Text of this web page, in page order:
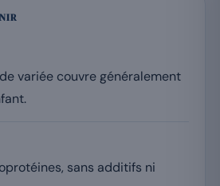
variée couvre généralement
sans additifs ni